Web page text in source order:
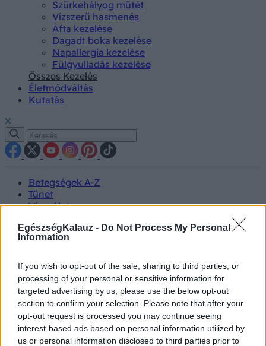
EgészségKalauz - Do Not Process My Personal
Information
If you wish to opt-out of the sale, sharing to third parties, or
processing of your personal or sensitive information for
targeted advertising by us, please use the below opt-out
section to confirm your selection. Please note that after your
opt-out request is processed you may continue seeing
interest-based ads based on personal information utilized by
us or personal information disclosed to third parties prior to
Szürkehályog műtét
Vízszerű hasmenés
Afta kezelése
Dagadt boka kezelése
Napallergia kezelése
Fülgyulladás kezelése
Összes Kezelés
Életmódváltás
Kutatás
Betegségek A-Z
Tünet
Vizsgálat
Életmódváltás
Kutatás
Hírek
Videók
Kisállatok egészsége
#allergia #influenza#cukorbetegség
#orvosmeteorológia#vérnyomás#stroke#rákbetegség
#pajzsmirigy#reflux#ekcéma#herpesz